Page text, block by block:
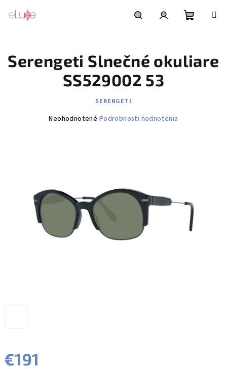
košík
€191
Serengeti Slnečné okuliare
SS529002 53
SERENGETI
Priemerné
hviezdičiek.
Neohodnotené Podrobnosti hodnotenia